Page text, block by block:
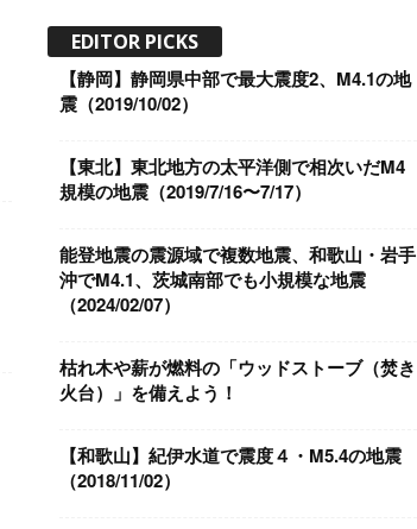
EDITOR PICKS
【静岡】静岡県中部で最大震度2、M4.1の地
震（2019/10/02）
【東北】東北地方の太平洋側で相次いだM4
規模の地震（2019/7/16〜7/17）
能登地震の震源域で複数地震、和歌山・岩手
沖でM4.1、茨城南部でも小規模な地震
（2024/02/07）
枯れ木や薪が燃料の「ウッドストーブ（焚き
火台）」を備えよう！
【和歌山】紀伊水道で震度４・M5.4の地震
（2018/11/02）